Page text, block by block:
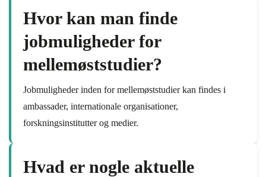
Hvor kan man finde
jobmuligheder for
mellemøststudier?
Jobmuligheder inden for mellemøststudier kan findes i
ambassader, internationale organisationer,
forskningsinstitutter og medier.
Hvad er nogle aktuelle